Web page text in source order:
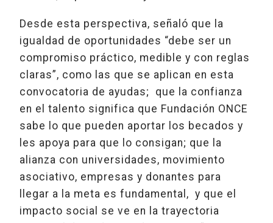
Desde esta perspectiva, señaló que la
igualdad de oportunidades “debe ser un
compromiso práctico, medible y con reglas
claras”, como las que se aplican en esta
convocatoria de ayudas; que la confianza
en el talento significa que Fundación ONCE
sabe lo que pueden aportar los becados y
les apoya para que lo consigan; que la
alianza con universidades, movimiento
asociativo, empresas y donantes para
llegar a la meta es fundamental, y que el
impacto social se ve en la trayectoria